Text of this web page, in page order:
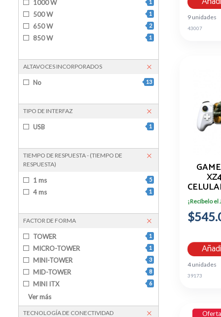
1000 W 1
500 W 1
650 W 2
850 W 1
ALTAVOCES INCORPORADOS
No 13
TIPO DE INTERFAZ
USB 1
TIEMPO DE RESPUESTA - (TIEMPO DE
RESPUESTA)
1 ms 5
4 ms 1
FACTOR DE FORMA
TOWER 1
MICRO-TOWER 1
MINI-TOWER 3
MID-TOWER 8
MINI ITX 6
MICRO ATX
ATX EXTENDIDA 2
Ver más
TECNOLOGÍA DE CONECTIVIDAD
9 unidades
43007
¡Recíbelo el
4 unidades
39173
Oferta